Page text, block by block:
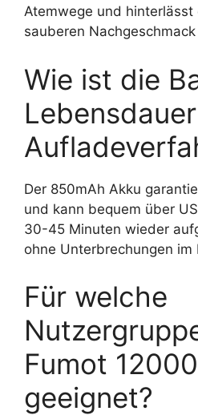
Atemwege und hinterlässt
sauberen
Wie ist die
Der 850mAh Akku
und kann bequem über
30-45 Minuten wieder
ohne Unterbrechungen im
Für welche
Fumot
geeignet?